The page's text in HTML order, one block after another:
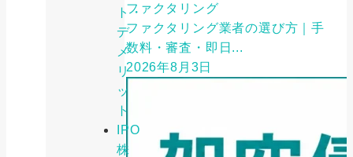
ト・
デ
メ
リ
ッ
ト
IPO
株
ファクタリング
ファクタリング業者の選び方｜手
数料・審査・即日...
2026年8月3日